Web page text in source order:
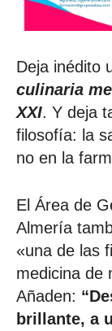
Deja inédito
culinaria
XXI. Y deja
filosofía: la
no en la
El Área de
Almería
«una de las
medicina de
Añaden:
brillante, a